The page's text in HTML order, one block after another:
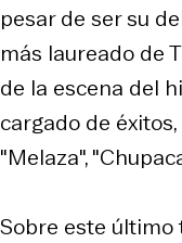
pesar de ser su
más laureado de
de la escena del
cargado de
"Melaza",
Sobre este